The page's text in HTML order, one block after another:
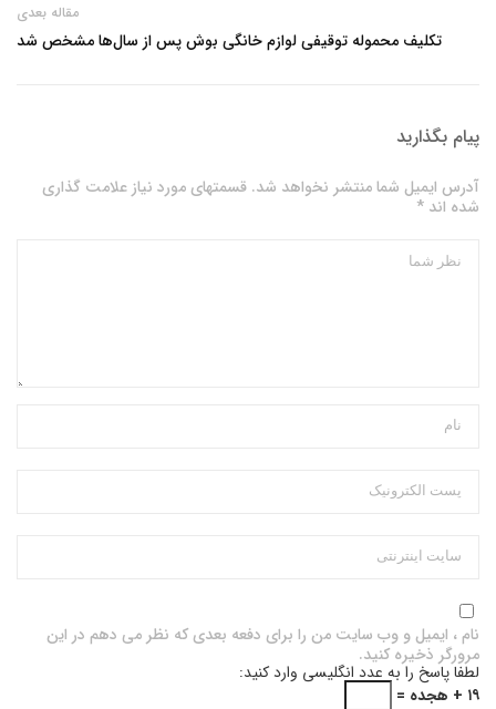
مقاله بعدی
تکلیف محموله توقیفی لوازم خانگی بوش پس از سال‌ها مشخص شد
پیام بگذارید
آدرس ایمیل شما منتشر نخواهد شد. قسمتهای مورد نیاز علامت گذاری
شده اند *
نام ، ایمیل و وب سایت من را برای دفعه بعدی که نظر می دهم در این
مرورگر ذخیره کنید.
لطفا پاسخ را به عدد انگلیسی وارد کنید:
۱۹ + هجده =